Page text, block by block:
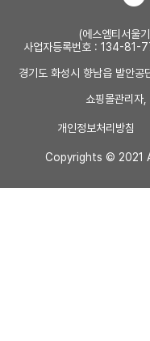
(에스엠티서울
사업자등록번호 : 134-81-
경기도 화성시 향남읍 발안공
쇼핑몰관리자
개인정보처리방침
Copyrights © 2021